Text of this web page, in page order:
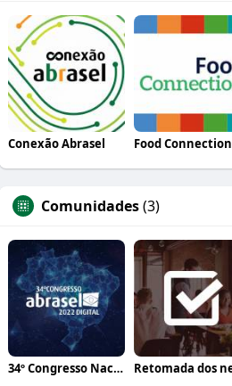
Conexão Abrasel Food Connection
Comunidades(3)
34º Congresso Nacional Abrasel